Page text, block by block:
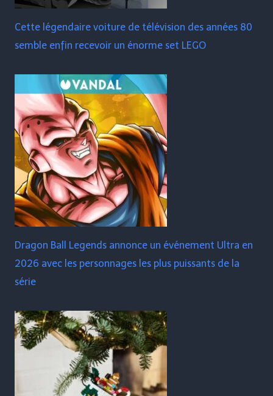
Cette légendaire voiture de télévision des années 80
semble enfin recevoir un énorme set LEGO
Dragon Ball Legends annonce un événement Ultra en
2026 avec les personnages les plus puissants de la
série